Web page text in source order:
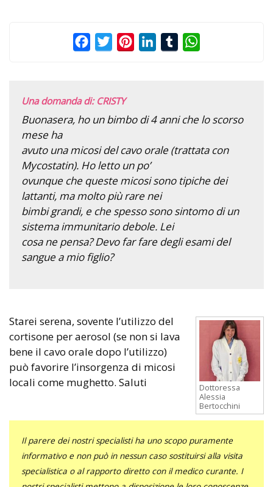
FacebookTwitterPinterestLinkedInTumblr
Una domanda di: CRISTY
Buonasera, ho un bimbo di 4 anni che lo scorso
mese ha
avuto una micosi del cavo orale (trattata con
Mycostatin). Ho letto un po’
ovunque che queste micosi sono tipiche dei
lattanti, ma molto più rare nei
bimbi grandi, e che spesso sono sintomo di un
sistema immunitario debole. Lei
cosa ne pensa? Devo far fare degli esami del
sangue a mio figlio?
Dottoressa
Alessia
Bertocchini
Starei serena, sovente l’utilizzo del
cortisone per aerosol (se non si lava
bene il cavo orale dopo l’utilizzo)
può favorire l’insorgenza di micosi
locali come mughetto. Saluti
Il parere dei nostri specialisti ha uno scopo puramente
informativo e non può in nessun caso sostituirsi alla visita
specialistica o al rapporto diretto con il medico curante. I